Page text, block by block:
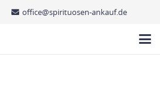
office@spirituosen-ankauf.de